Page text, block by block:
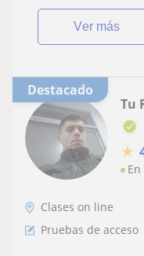
ver más
Destacado
Tu
★
Clases on line
Pruebas de acceso